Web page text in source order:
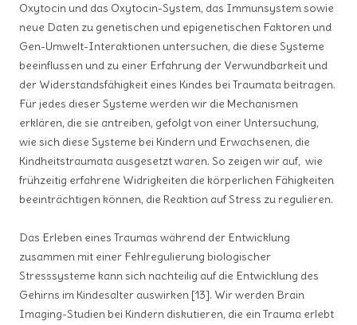
Oxytocin und das Oxytocin-System, das Immunsystem sowie
neue Daten zu genetischen und epigenetischen Faktoren und
Gen-Umwelt-Interaktionen untersuchen, die diese Systeme
beeinflussen und zu einer Erfahrung der Verwundbarkeit und
der Widerstandsfähigkeit eines Kindes bei Traumata beitragen.
Für jedes dieser Systeme werden wir die Mechanismen
erklären, die sie antreiben, gefolgt von einer Untersuchung,
wie sich diese Systeme bei Kindern und Erwachsenen, die
Kindheitstraumata ausgesetzt waren. So zeigen wir auf, wie
frühzeitig erfahrene Widrigkeiten die körperlichen Fähigkeiten
beeinträchtigen können, die Reaktion auf Stress zu regulieren.
Das Erleben eines Traumas während der Entwicklung
zusammen mit einer Fehlregulierung biologischer
Stresssysteme kann sich nachteilig auf die Entwicklung des
Gehirns im Kindesalter auswirken [13]. Wir werden Brain
Imaging-Studien bei Kindern diskutieren, die ein Trauma erlebt